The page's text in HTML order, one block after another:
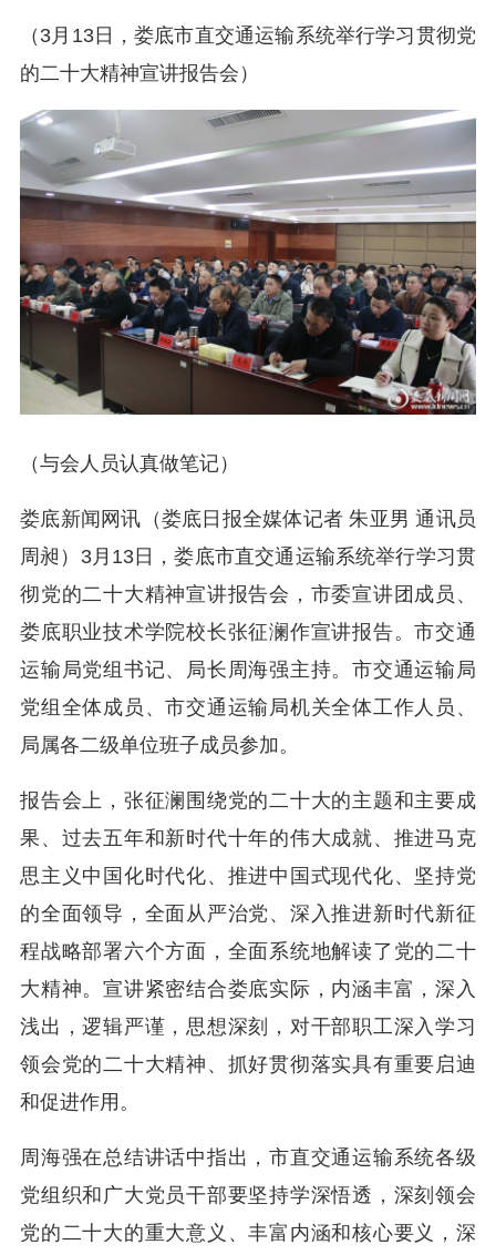
（3月13日，娄底市直交通运输系统举行学习贯彻党
的二十大精神宣讲报告会）
（与会人员认真做笔记）
娄底新闻网讯（娄底日报全媒体记者 朱亚男 通讯员
周昶）3月13日，娄底市直交通运输系统举行学习贯
彻党的二十大精神宣讲报告会，市委宣讲团成员、
娄底职业技术学院校长张征澜作宣讲报告。市交通
运输局党组书记、局长周海强主持。市交通运输局
党组全体成员、市交通运输局机关全体工作人员、
局属各二级单位班子成员参加。
报告会上，张征澜围绕党的二十大的主题和主要成
果、过去五年和新时代十年的伟大成就、推进马克
思主义中国化时代化、推进中国式现代化、坚持党
的全面领导，全面从严治党、深入推进新时代新征
程战略部署六个方面，全面系统地解读了党的二十
大精神。宣讲紧密结合娄底实际，内涵丰富，深入
浅出，逻辑严谨，思想深刻，对干部职工深入学习
领会党的二十大精神、抓好贯彻落实具有重要启迪
和促进作用。
周海强在总结讲话中指出，市直交通运输系统各级
党组织和广大党员干部要坚持学深悟透，深刻领会
党的二十大的重大意义、丰富内涵和核心要义，深